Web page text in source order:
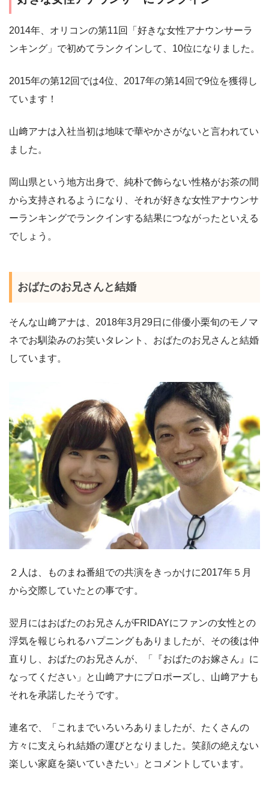
2014年、オリコンの第11回「好きな女性アナウンサーラ
ンキング」で初めてランクインして、10位になりました。
2015年の第12回では4位、2017年の第14回で9位を獲得し
ています！
山﨑アナは入社当初は地味で華やかさがないと言われてい
ました。
岡山県という地方出身で、純朴で飾らない性格がお茶の間
から支持されるようになり、それが好きな女性アナウンサ
ーランキングでランクインする結果につながったといえる
でしょう。
おばたのお兄さんと結婚
そんな山﨑アナは、2018年3月29日に俳優小栗旬のモノマ
ネでお馴染みのお笑いタレント、おばたのお兄さんと結婚
しています。
２人は、ものまね番組での共演をきっかけに2017年５月
から交際していたとの事です。
翌月にはおばたのお兄さんがFRIDAYにファンの女性との
浮気を報じられるハプニングもありましたが、その後は仲
直りし、おばたのお兄さんが、「『おばたのお嫁さん』に
なってください」と山﨑アナにプロポーズし、山﨑アナも
それを承諾したそうです。
連名で、「これまでいろいろありましたが、たくさんの
方々に支えられ結婚の運びとなりました。笑顔の絶えない
楽しい家庭を築いていきたい」とコメントしています。